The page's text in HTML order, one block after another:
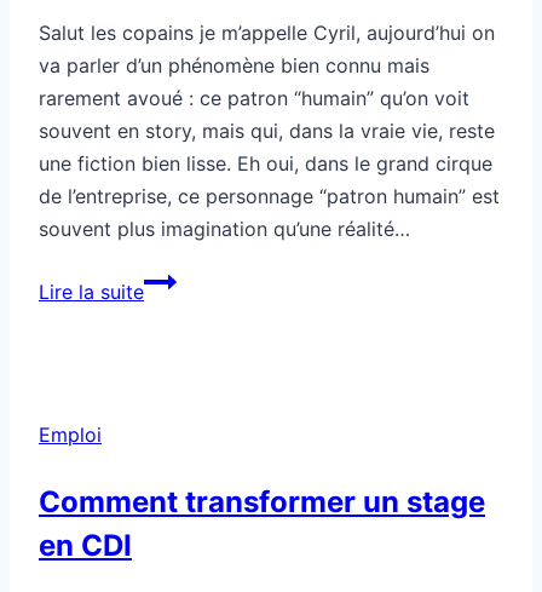
Salut les copains je m’appelle Cyril, aujourd’hui on
va parler d’un phénomène bien connu mais
rarement avoué : ce patron “humain” qu’on voit
souvent en story, mais qui, dans la vraie vie, reste
une fiction bien lisse. Eh oui, dans le grand cirque
de l’entreprise, ce personnage “patron humain” est
souvent plus imagination qu’une réalité…
Lire la suiteCe
Emploi
Comment transformer un stage
en CDI